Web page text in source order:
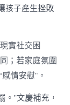
孩子產生挫敗
實社交困
；若家庭氛圍
情安慰”。
。”文慶補充，